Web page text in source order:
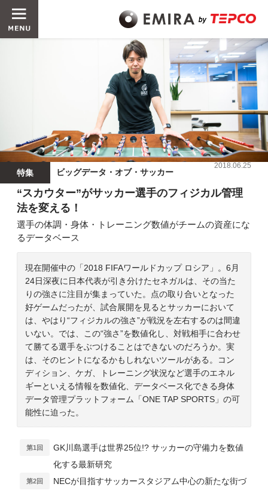
特集 ビッグデータ・オブ・サッカー
2018.06.25
“スカウター”がサッカー選手のフィジカル管理
法を変える！
選手の体調・身体・トレーニング数値がチームの資産にな
るデータベース
現在開催中の「2018 FIFAワールドカップ ロシア」。6月
24日深夜に日本代表が引き分けたセネガルは、その当た
りの強さに注目が集まっていた。点の取り合いとなった
好ゲームだったが、試合展開を見るとサッカーにおいて
は、やはり“フィジカルの強さ”が戦況を左右するのは間違
いない。では、この“強さ”を数値化し、対戦相手に合わせ
て勝てる選手をぶつけることはできないのだろうか。実
は、そのヒントになるかもしれないツールがある。コン
ディション、ケガ、トレーニング状況など選手のエネル
ギーといえる情報を数値化、データベース化できる身体
データ管理プラットフォーム「ONE TAP SPORTS」の可
能性に迫った。
第1回
GK川島選手は世界25位!? サッカーの守備力を数値
化する最新研究
第2回
NECが目指すサッカースタジアム中心の新たな街づ